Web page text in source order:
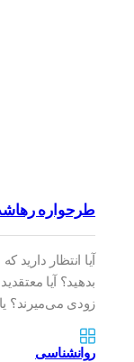
طرحواره رهاشدگی
آیا انتظار دارید که
بدهید؟ آیا معتقدید
زودی می‌میرند؟ یا
روانشناسی